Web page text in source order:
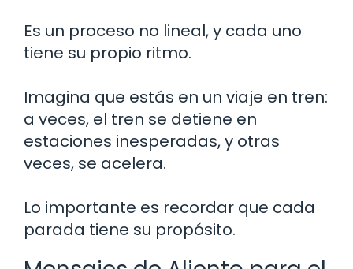
Es un proceso no lineal, y cada uno
tiene su propio ritmo.
Imagina que estás en un viaje en tren:
a veces, el tren se detiene en
estaciones inesperadas, y otras
veces, se acelera.
Lo importante es recordar que cada
parada tiene su propósito.